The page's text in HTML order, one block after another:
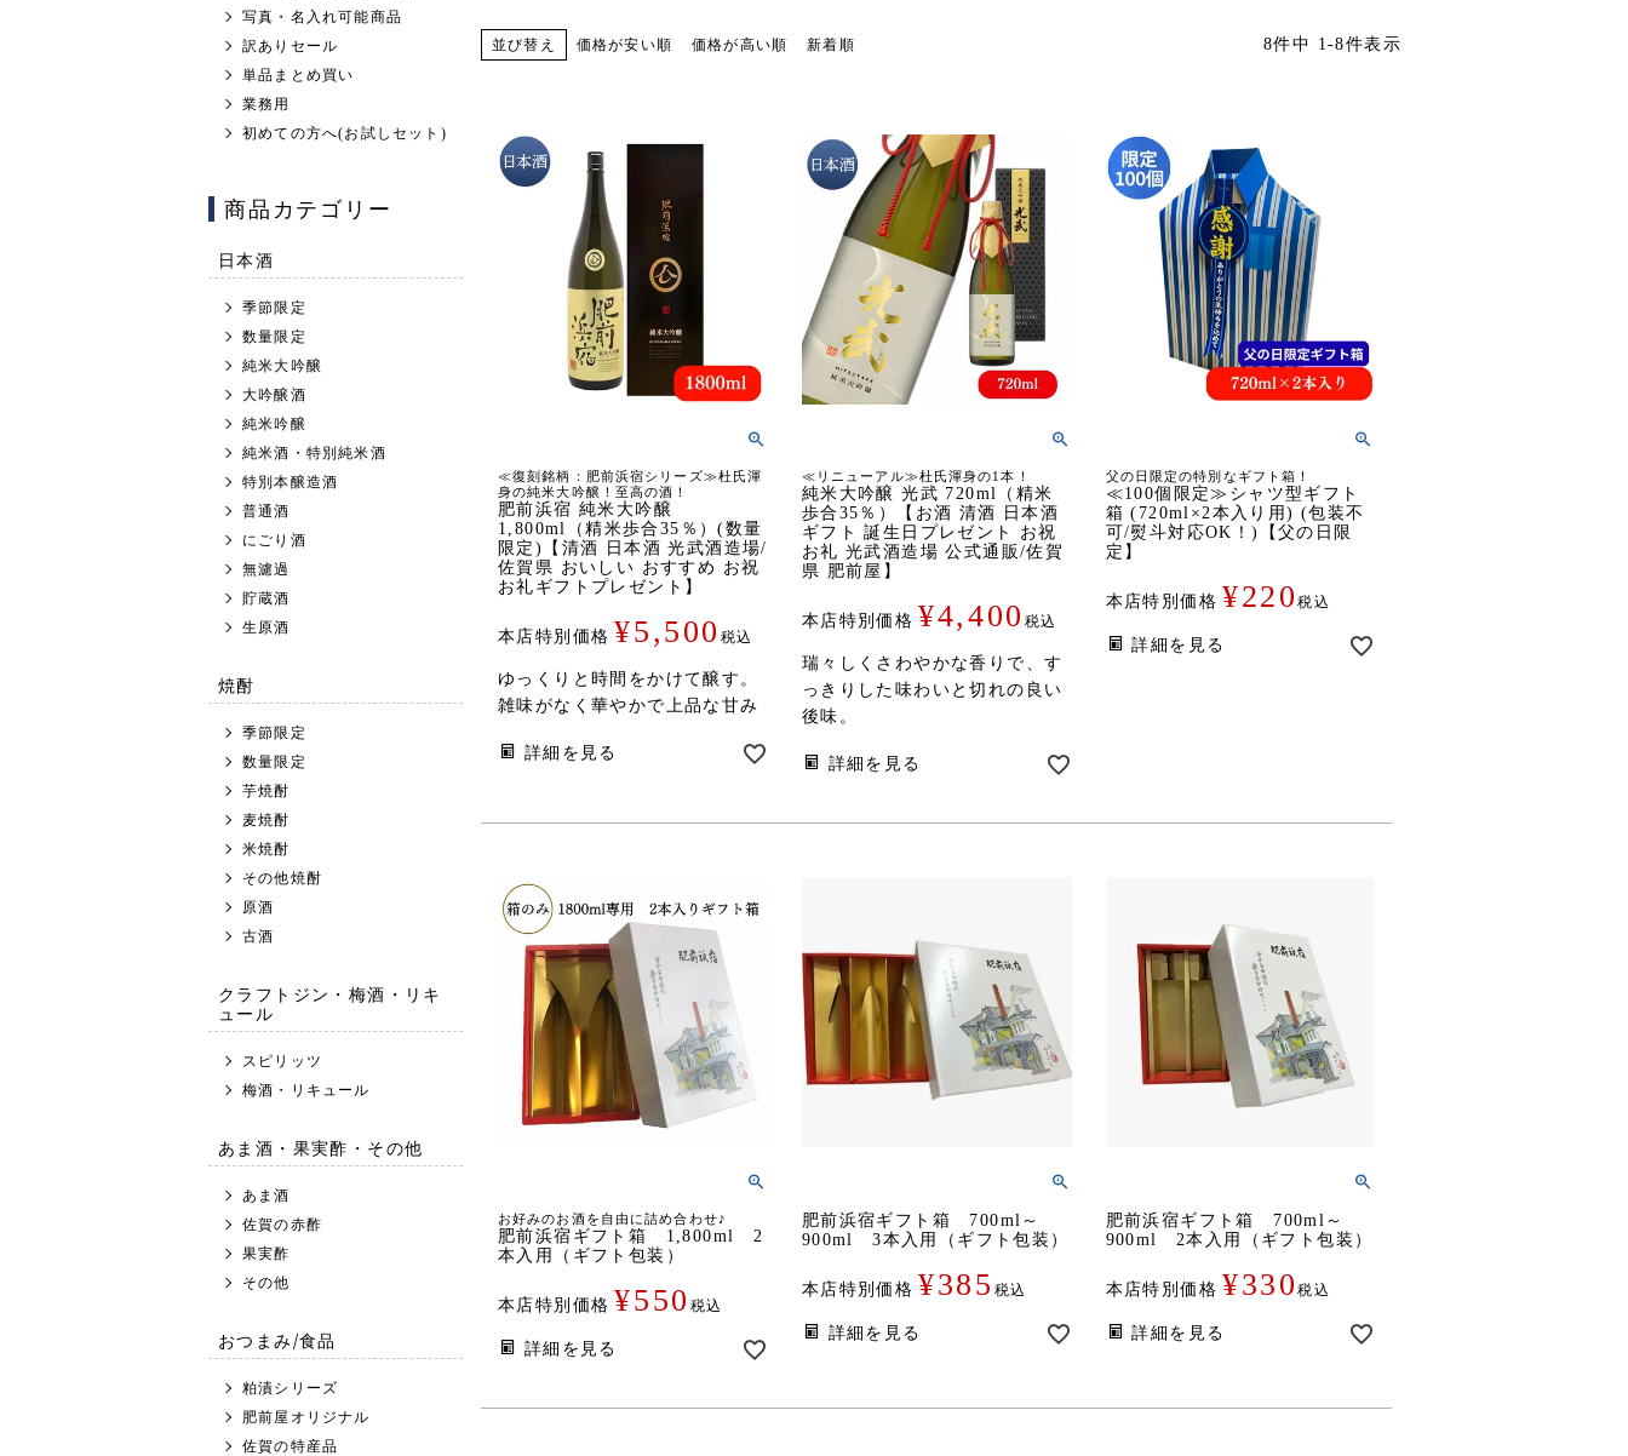
写真・名入れ可能商品
訳ありセール
単品まとめ買い
業務用
初めての方へ(お試しセット)
商品カテゴリー
日本酒
季節限定
数量限定
純米大吟醸
大吟醸酒
純米吟醸
純米酒・特別純米酒
特別本醸造酒
普通酒
にごり酒
無濾過
貯蔵酒
生原酒
焼酎
季節限定
数量限定
芋焼酎
麦焼酎
米焼酎
その他焼酎
原酒
古酒
クラフトジン・梅酒・リキ
ュール
スピリッツ
梅酒・リキュール
あま酒・果実酢・その他
あま酒
佐賀の赤酢
果実酢
その他
おつまみ/食品
粕漬シリーズ
肥前屋オリジナル
佐賀の特産品
並び替え 価格が安い順 価格が高い順 新着順 8件中 1-8件表示
≪復刻銘柄：肥前浜宿シリーズ≫杜氏渾
身の純米大吟醸！至高の酒！
肥前浜宿 純米大吟醸
1,800ml（精米歩合35％）(数量
限定)【清酒 日本酒 光武酒造場/
佐賀県 おいしい おすすめ お祝
お礼ギフトプレゼント】
本店特別価格 ¥5,500税込
ゆっくりと時間をかけて醸す。
雑味がなく華やかで上品な甘み
詳細を見る
≪リニューアル≫杜氏渾身の1本！
純米大吟醸 光武 720ml（精米
歩合35％）【お酒 清酒 日本酒
ギフト 誕生日プレゼント お祝
お礼 光武酒造場 公式通販/佐賀
県 肥前屋】
本店特別価格 ¥4,400 税込
瑞々しくさわやかな香りで、す
っきりした味わいと切れの良い
後味。
詳細を見る
父の日限定の特別なギフト箱！
≪100個限定≫シャツ型ギフト
箱 (720ml×2本入り用) (包装不
可/熨斗対応OK！)【父の日限
定】
本店特別価格 ¥220税込
詳細を見る
お好みのお酒を自由に詰め合わせ♪
肥前浜宿ギフト箱 1,800ml 2
本入用（ギフト包装）
本店特別価格 ¥550 税込
詳細を見る
肥前浜宿ギフト箱 700ml～
900ml 3本入用（ギフト包装）
本店特別価格 ¥385 税込
詳細を見る
肥前浜宿ギフト箱 700ml～
900ml 2本入用（ギフト包装）
本店特別価格 ¥330税込
詳細を見る